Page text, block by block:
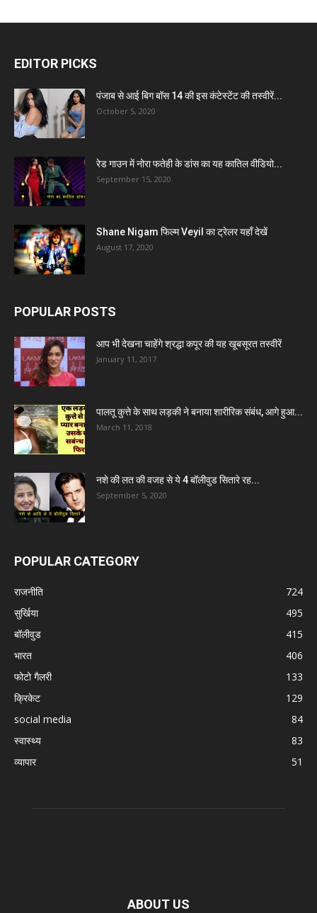
EDITOR PICKS
पंजाब से आई बिग बॉस 14 की इस कंटेस्टेंट की तस्वीरें...
October 5, 2020
रेड गाउन में नोरा फतेही के डांस का यह कातिल वीडियो...
September 15, 2020
Shane Nigam फिल्म Veyil का ट्रेलर यहाँ देखें
August 17, 2020
POPULAR POSTS
आप भी देखना चाहेंगे श्रद्धा कपूर की यह खूबसूरत तस्वीरें
January 11, 2017
पालतू कुत्ते के साथ लड़की ने बनाया शारीरिक संबंध, आगे हुआ...
March 11, 2018
नशे की लत की वजह से ये 4 बॉलीवुड सितारे रह...
September 5, 2020
POPULAR CATEGORY
राजनीति
724
सुर्खिया
495
बॉलीवुड
415
भारत
406
फोटो गैलरी
133
क्रिकेट
129
social media
84
स्वास्थ्य
83
व्यापार
51
ABOUT US